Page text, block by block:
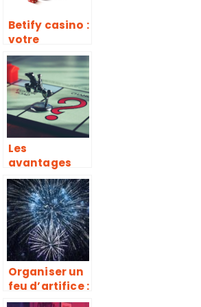
Betify casino :
votre
destination
ultime pour
les jeux en
ligne
Les
avantages
indéniables
de jouer au
Monopoly en
ligne
Organiser un
feu d’artifice :
les étapes